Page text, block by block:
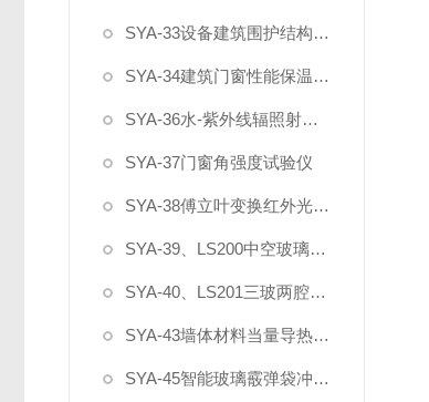
SYA-33设备建筑围护结构现场传热系数检测仪
SYA-34建筑门窗性能保温检测设备（1818）
SYA-36水-紫外线辐照射试验箱
SYA-37门窗角强度试验仪
SYA-38傅立叶变换红外光谱仪
SYA-39、LS200中空玻璃厚度仪
SYA-40、LS201三玻两腔夹胶中空玻璃厚度仪
SYA-43墙体材料当量导热系数检测装置
SYA-45智能玻璃霰弹袋冲击测试设备